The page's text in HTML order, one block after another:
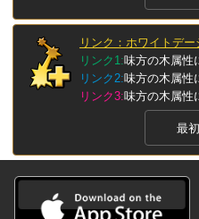
リンク：ホワイトデ
リンク1:味方の木属性
リンク2:味方の木属性
リンク3:味方の木属性
最